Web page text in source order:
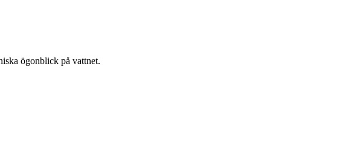
ögonblick på vattnet.